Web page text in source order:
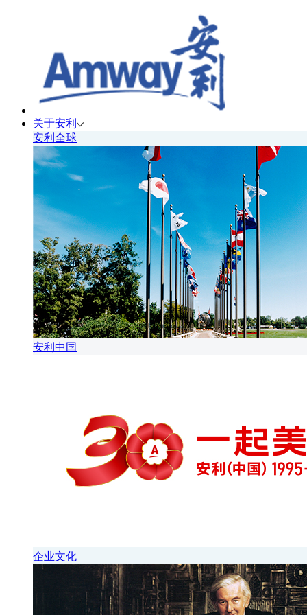
关于安利
安利全球
安利中国
企业文化